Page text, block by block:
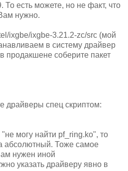
То есть можете, но не факт, что
нужно.
ixgbe/ixgbe-3.21.2-zc/src (мой
в систему драйвер
продакшене соберите пакет
драйверы спец скриптом:
"не могу найти pf_ring.ko", то
абсолютный. Тоже самое
нужен иной
указать драйверу явно в